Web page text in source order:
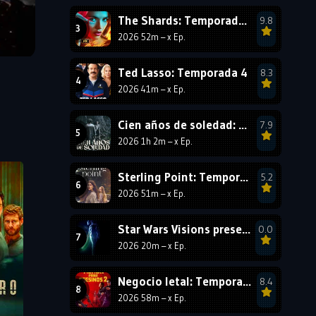
1990 1989 1988
1987 1986
1984
1981 1980
1978
The Shards: Temporada 1
2026 52m – x Ep.
9.8
Ted Lasso: Temporada 4
2026 41m – x Ep.
8.3
Cien años de soledad: Temporada 2
2026 1h 2m – x Ep.
7.9
Sterling Point: Temporada 1
2026 51m – x Ep.
5.2
Star Wars Visions presenta La jedi número 9: Temporada 1
2026 20m – x Ep.
0.0
Negocio letal: Temporada 2
2026 58m – x Ep.
8.4